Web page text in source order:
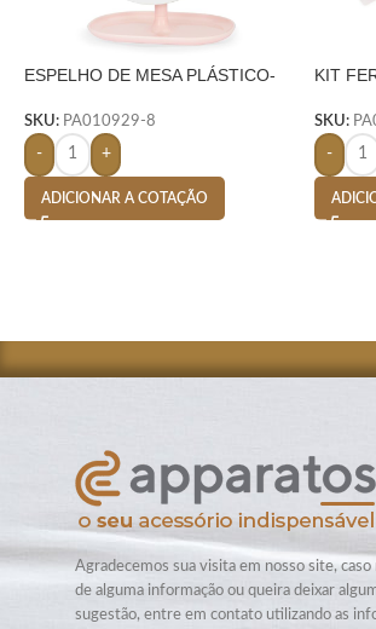
ESPELHO DE MESA PLÁSTICO-
SKU: PA010929-8
- +
ADICIONAR A COTAÇÃO
KIT
SKU:
-
Agradecemos sua visita em nosso site, caso
de alguma informação ou queira deixar
sugestão, entre em contato utilizando as